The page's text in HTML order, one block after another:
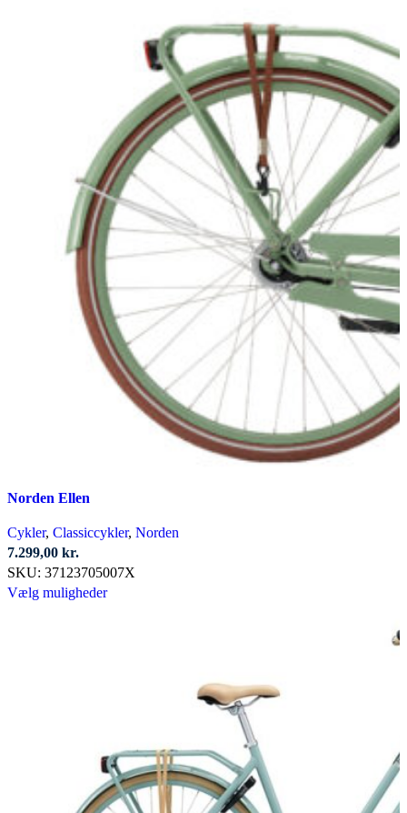
Norden Ellen
Cykler, Classiccykler, Norden
7.299,00 kr.
SKU: 37123705007X
Vælg mulighederDette
på
varesiden